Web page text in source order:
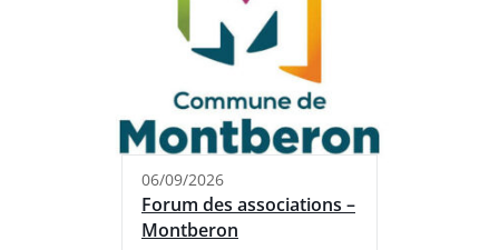
06/09/2026
Forum des associations –
Montberon